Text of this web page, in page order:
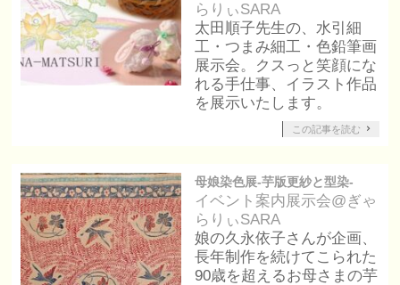
らりぃSARA
太田順子先生の、水引細
工・つまみ細工・色鉛筆画
展示会。クスっと笑顔にな
れる手仕事、イラスト作品
を展示いたします。
この記事を読む
母娘染色展-芋版更紗と型染-
イベント案内展示会@ぎゃ
らりぃSARA
娘の久永依子さんが企画、
長年制作を続けてこられた
90歳を超えるお母さまの芋